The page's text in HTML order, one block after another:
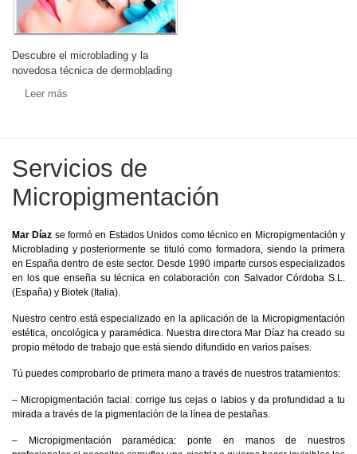
Descubre el microblading y la
novedosa técnica de dermoblading
Leer más
Servicios de
Micropigmentación
Mar Díaz se formó en Estados Unidos como técnico en Micropigmentación y
Microblading y posteriormente se tituló como formadora, siendo la primera
en España dentro de este sector. Desde 1990 imparte cursos especializados
en los que enseña su técnica en colaboración con Salvador Córdoba S.L.
(España) y Biotek (Italia).
Nuestro centro está especializado en la aplicación de la Micropigmentación
estética, oncológica y paramédica. Nuestra directora Mar Díaz ha creado su
propio método de trabajo que está siendo difundido en varios países.
Tú puedes comprobarlo de primera mano a través de nuestros tratamientos:
– Micropigmentación facial: corrige tus cejas o labios y da profundidad a tu
mirada a través de la pigmentación de la línea de pestañas.
– Micropigmentación paramédica: ponte en manos de nuestros